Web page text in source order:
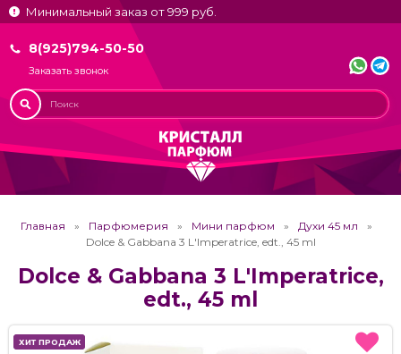
Минимальный заказ от 999 руб.
8(925)794-50-50
Заказать звонок
Главная Парфюмерия Мини парфюм
Духи 45 мл
Dolce & Gabbana 3 L'Imperatrice, edt., 45 ml
Dolce & Gabbana 3 L'Imperatrice,
edt., 45 ml
ХИТ ПРОДАЖ
ХИТ ПРОДАЖ